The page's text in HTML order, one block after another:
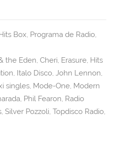
e
st
gr
a
m
er
Box, Programa de Radio,
the Eden, Cheri, Erasure, Hits
, Italo Disco, John Lennon,
singles, Mode-One, Modern
, Phil Fearon, Radio
, Silver Pozzoli, Topdisco Radio,